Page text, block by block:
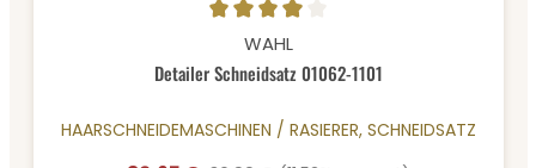
Durchschnittliche Bewertung von 4 von 5 Sternen
WAHL
Detailer Schneidsatz 01062-1101
HAARSCHNEIDEMASCHINEN / RASIERER, SCHNEIDSATZ